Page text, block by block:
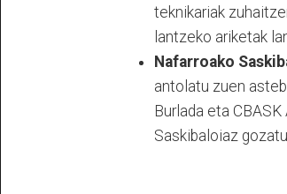
teknikariak
lantzeko ariketak
Nafarroako
antolatu zuen
Burlada eta
Saskibaloiaz